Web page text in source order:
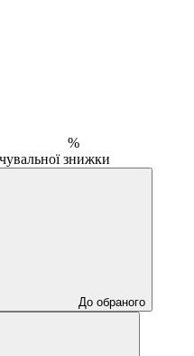
%
знижки
До обраного